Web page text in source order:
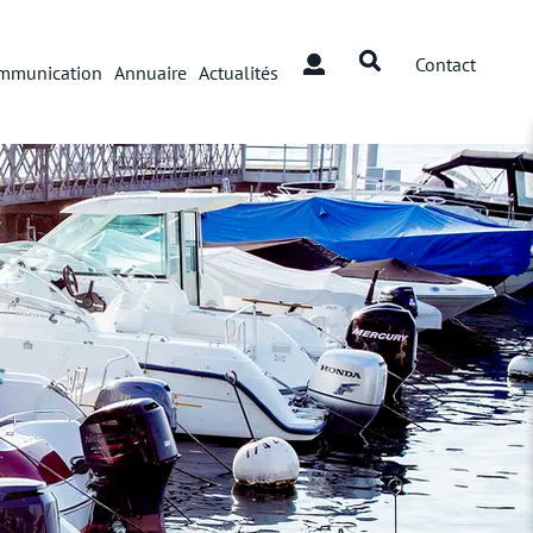
Maison Lérina
Parcs
Promenades
Aires de jeu
Installations sportives
Annuaire Actualités Contact